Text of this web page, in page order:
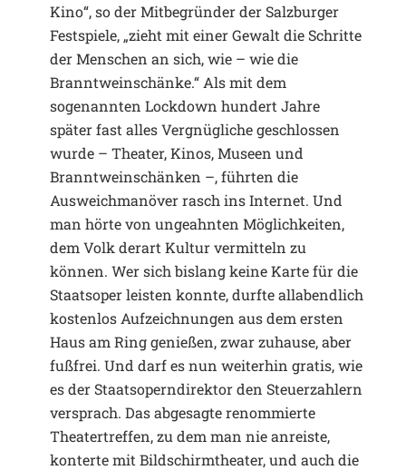
Kino“, so der Mitbegründer der Salzburger
Festspiele, „zieht mit einer Gewalt die Schritte
der Menschen an sich, wie – wie die
Branntweinschänke.“ Als mit dem
sogenannten Lockdown hundert Jahre
später fast alles Vergnügliche geschlossen
wurde – Theater, Kinos, Museen und
Branntweinschänken –, führten die
Ausweichmanöver rasch ins Internet. Und
man hörte von ungeahnten Möglichkeiten,
dem Volk derart Kultur vermitteln zu
können. Wer sich bislang keine Karte für die
Staatsoper leisten konnte, durfte allabendlich
kostenlos Aufzeichnungen aus dem ersten
Haus am Ring genießen, zwar zuhause, aber
fußfrei. Und darf es nun weiterhin gratis, wie
es der Staatsoperndirektor den Steuerzahlern
versprach. Das abgesagte renommierte
Theatertreffen, zu dem man nie anreiste,
konterte mit Bildschirmtheater, und auch die